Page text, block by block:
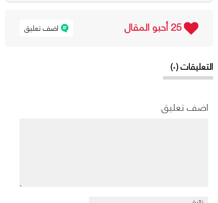
اضف تعليق 25 أحبو المقال
التعليقات (٠)
اضف تعليق